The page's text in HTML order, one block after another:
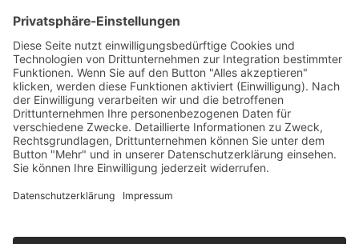
viba.de
4.90von5.00bei1685
Kontakt Versandkosten und Lieferung
Zahlungsarten
FAQ – Häufig gestellte Fragen
Mein Konto
Allgemeine Geschäftsbedingungen
Datenschutz
Impressum
Barrierefreiheit
Cookie-Einstellungen
Widerrufsbelehrung
Vertrag widerrufen